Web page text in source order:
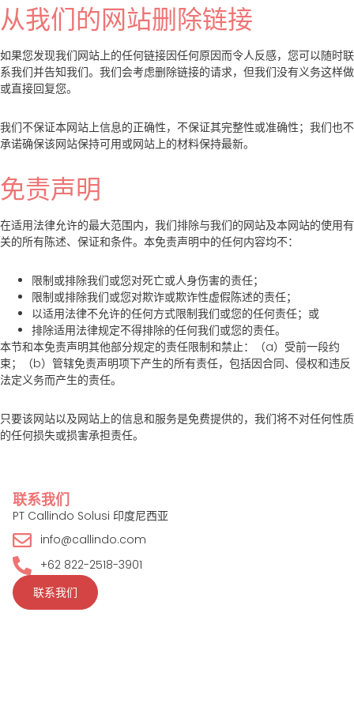
从我们的网站删除链接
如果您发现我们网站上的任何链接因任何原因而令人反感，您可以随时联
系我们并告知我们。我们会考虑删除链接的请求，但我们没有义务这样做
或直接回复您。
我们不保证本网站上信息的正确性，不保证其完整性或准确性；我们也不
承诺确保该网站保持可用或网站上的材料保持最新。
免责声明
在适用法律允许的最大范围内，我们排除与我们的网站及本网站的使用有
关的所有陈述、保证和条件。本免责声明中的任何内容均不：
限制或排除我们或您对死亡或人身伤害的责任；
限制或排除我们或您对欺诈或欺诈性虚假陈述的责任；
以适用法律不允许的任何方式限制我们或您的任何责任；或
排除适用法律规定不得排除的任何我们或您的责任。
本节和本免责声明其他部分规定的责任限制和禁止：（a）受前一段约
束；（b）管辖免责声明项下产生的所有责任，包括因合同、侵权和违反
法定义务而产生的责任。
只要该网站以及网站上的信息和服务是免费提供的，我们将不对任何性质
的任何损失或损害承担责任。
联系我们
PT Callindo Solusi 印度尼西亚
info@callindo.com
+62 822-2518-3901
联系我们